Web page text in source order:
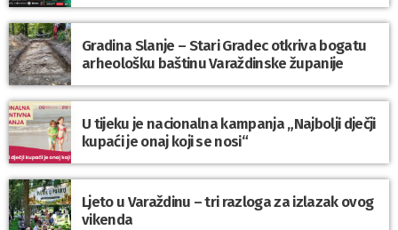
Gradina Slanje – Stari Gradec otkriva bogatu
arheološku baštinu Varaždinske županije
U tijeku je nacionalna kampanja „Najbolji dječji
kupaći je onaj koji se nosi“
Ljeto u Varaždinu – tri razloga za izlazak ovog
vikenda